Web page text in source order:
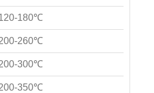
180℃
260℃
300℃
350℃